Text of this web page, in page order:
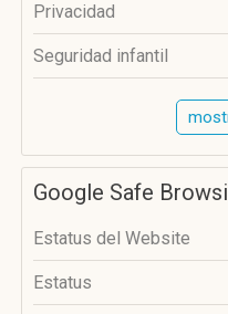
Privacidad
Seguridad infantil
Google Safe
Estatus del Website
Estatus